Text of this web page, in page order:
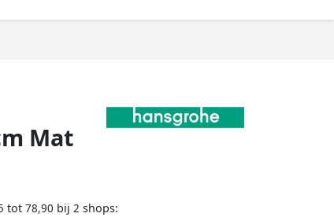
Mat
tot 78,90 bij 2 shops: